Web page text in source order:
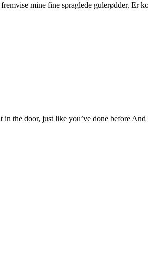
mine fine spraglede gulerødder. Er
the door, just like you’ve done before